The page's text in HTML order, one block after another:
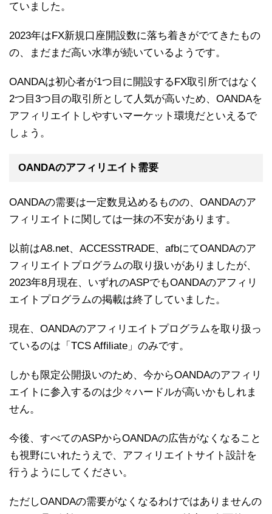
ていました。
2023年はFX新規口座開設数に落ち着きがでてきたもの
の、まだまだ高い水準が続いているようです。
OANDAは初心者が1つ目に開設するFX取引所ではなく
2つ目3つ目の取引所として人気が高いため、OANDAを
アフィリエイトしやすいマーケット環境だといえるで
しょう。
OANDAのアフィリエイト需要
OANDAの需要は一定数見込めるものの、OANDAのア
フィリエイトに関しては一抹の不安があります。
以前はA8.net、ACCESSTRADE、afbにてOANDAのア
フィリエイトプログラムの取り扱いがありましたが、
2023年8月現在、いずれのASPでもOANDAのアフィリ
エイトプログラムの掲載は終了していました。
現在、OANDAのアフィリエイトプログラムを取り扱っ
ているのは「TCS Affiliate」のみです。
しかも限定公開扱いのため、今からOANDAのアフィリ
エイトに参入するのは少々ハードルが高いかもしれま
せん。
今後、すべてのASPからOANDAの広告がなくなること
も視野にいれたうえで、アフィリエイトサイト設計を
行うようにしてください。
ただしOANDAの需要がなくなるわけではありませんの